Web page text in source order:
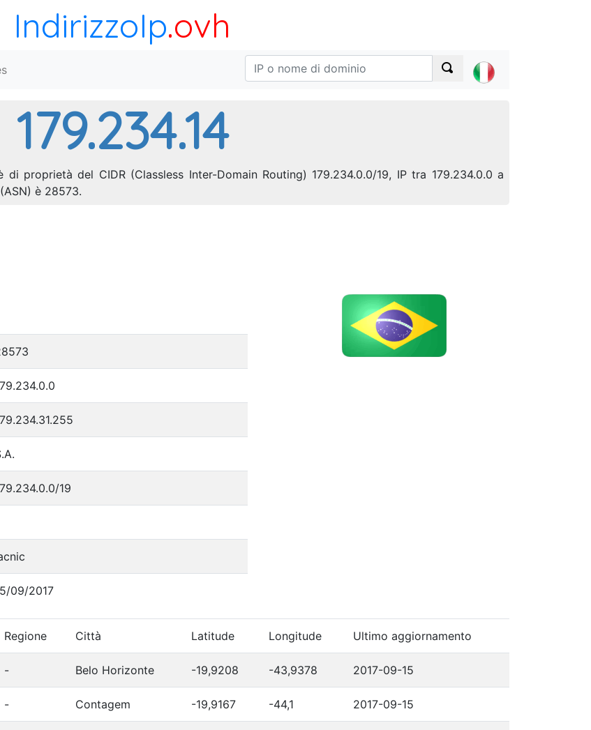
IndirizzoIp.ovh
179.234.14
proprietà del CIDR (Classless Inter-Domain Routing) 179.234.0.0/19, IP tra 179.234.0.0 a
è 28573.
19
09/2017
Regione Città Latitude Longitude Ultimo aggiornamento
- Belo Horizonte -19,9208 -43,9378 2017-09-15
- Contagem -19,9167 -44,1 2017-09-15